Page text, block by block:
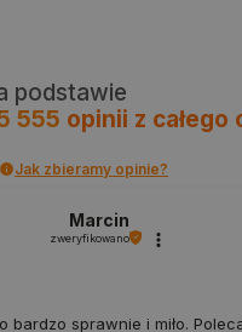
podstawie
555 opinii z całego
Jak zbieramy opinie?
Marcin
zweryfikowano
bardzo sprawnie i miło.